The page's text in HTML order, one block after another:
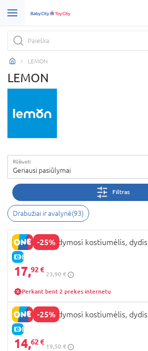
LEMON
LEMON
Rūšiuoti
Geriausi pasiūlymai
Filtras
Drabužiai ir avalynė(93)
-25%
E-KAINA
LEMON maudymosi kostiumėlis, dydis
17,92 €
23,90 €
Perkant bent 2 prekes internetu
-25%
E-KAINA
LEMON maudymosi kostiumėlis, dydis
14,62 €
19,50 €